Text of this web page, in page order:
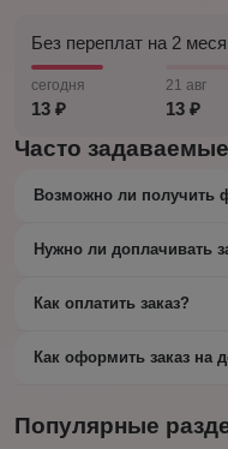
Без переплат на 2
сегодня
13 ₽
21 авг
13 ₽
Часто
Возможно ли получить
Нужно ли доплачивать
Как оплатить заказ?
Как оформить заказ на
Популярные